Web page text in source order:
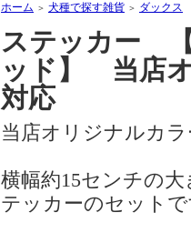
ホーム ＞ 犬種で探す雑貨 ＞ ダックス
ステッカー
ッド】 当店
対応
当店オリジナルカ
横幅約15センチの
テッカーのセット